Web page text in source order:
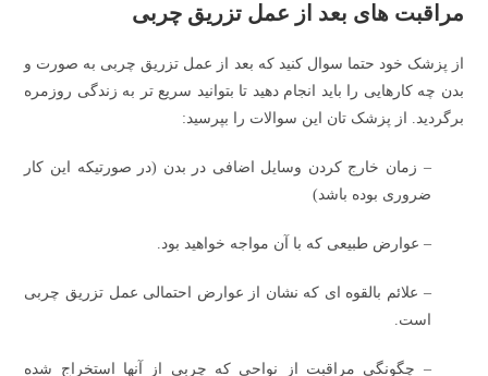
مراقبت های بعد از عمل تزریق چربی
از پزشک خود حتما سوال کنید که بعد از عمل تزریق چربی به صورت و
بدن چه کارهایی را باید انجام دهید تا بتوانید سریع تر به زندگی روزمره
برگردید. از پزشک تان این سوالات را بپرسید:
– زمان خارج کردن وسایل اضافی در بدن (در صورتیکه این کار
ضروری بوده باشد)
– عوارض طبیعی که با آن مواجه خواهید بود.
– علائم بالقوه ای که نشان از عوارض احتمالی عمل تزریق چربی
است.
– چگونگی مراقبت از نواحی که چربی از آنها استخراج شده